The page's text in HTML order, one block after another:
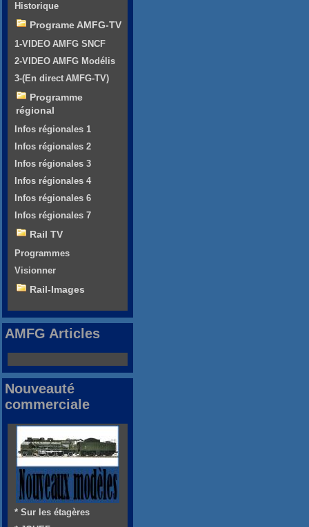
Historique
Programe AMFG-TV
1-VIDEO AMFG SNCF
2-VIDEO AMFG Modélis
3-(En direct AMFG-TV)
Programme
régional
Infos régionales 1
Infos régionales 2
Infos régionales 3
Infos régionales 4
Infos régionales 6
Infos régionales 7
Rail TV
Programmes
Visionner
Rail-Images
AMFG Articles
Nouveauté
commerciale
* Sur les étagères